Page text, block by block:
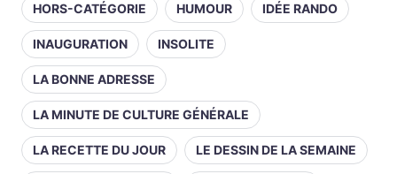
HORS-CATÉGORIE HUMOUR IDÉE RANDO
INAUGURATION INSOLITE
LA BONNE ADRESSE
LA MINUTE DE CULTURE GÉNÉRALE
LA RECETTE DU JOUR LE DESSIN DE LA SEMAINE